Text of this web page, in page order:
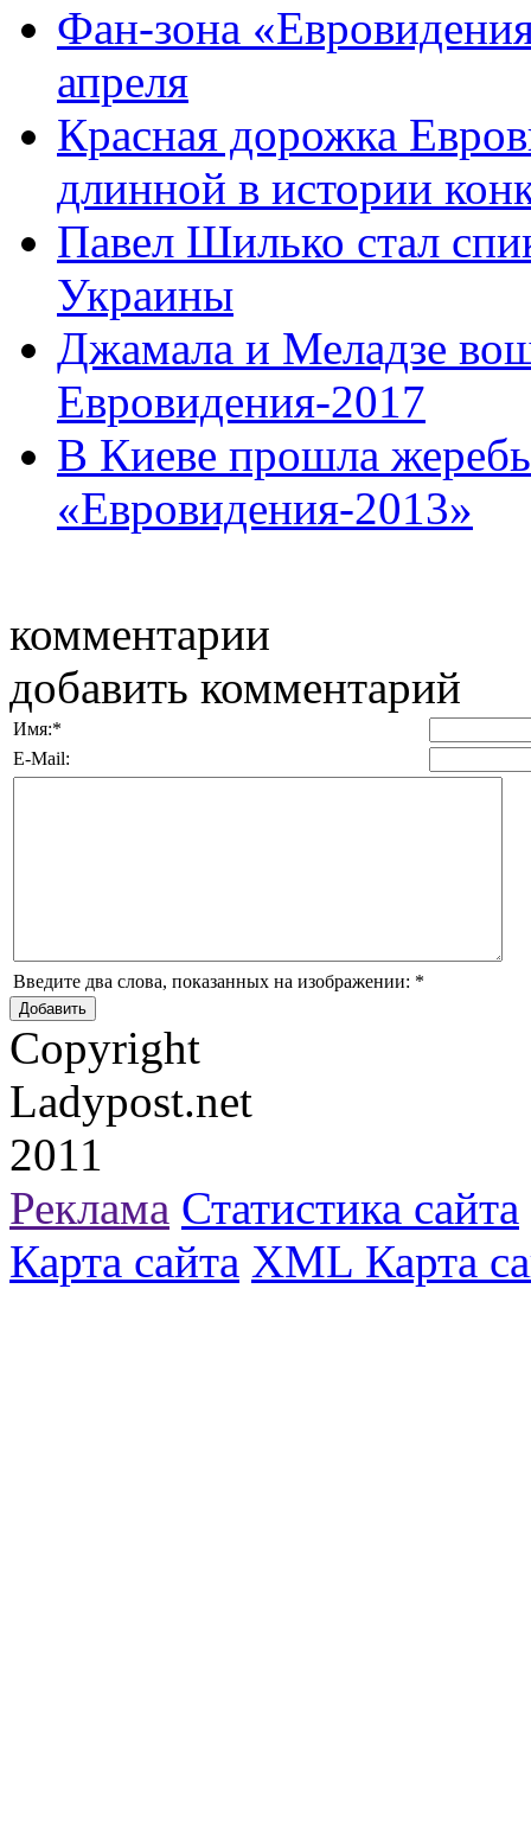
Фан-зона
апреля
Красная дорожка
длинной в истории
Павел Шилько стал
Украины
Джамала и Меладзе
Евровидения-2017
В Киеве прошла
«Евровидения-2013»
комментарии
добавить комментарий
Имя:*
E-Mail:
Введите два слова, показанных на изображении: *
Copyright
Ladypost.net
2011
Реклама Статистика сайта
Карта сайта XML Карта